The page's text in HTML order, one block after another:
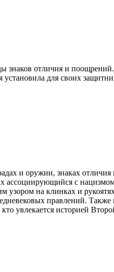
знаков отличия и
установила для своих
и оружии, знаках
ассоциирующийся с
узором на клинках и
правлений.
увлекается историей